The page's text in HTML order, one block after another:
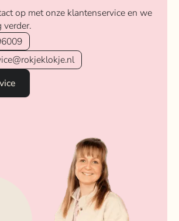
op met onze klantenservice en we
verder.